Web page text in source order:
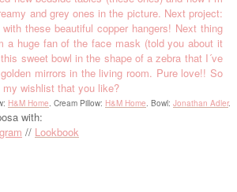
and grey ones in the picture. Next project:
these beautiful copper hangers! Next thing
a huge fan of the face mask (told you about it
sweet bowl in the shape of a zebra that I´ve
mirrors in the living room. Pure love!! So
my wishlist that you like?
H&M Home. Cream Pillow: H&M Home. Bowl: Jonathan Adler.
with:
// Lookbook